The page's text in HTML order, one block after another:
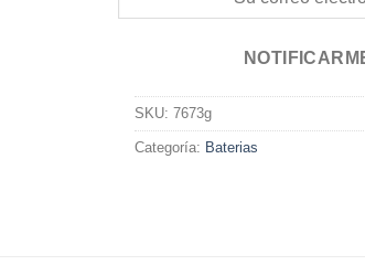
SKU: 7673g
Categoría: Baterias